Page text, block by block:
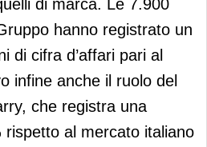
di marca. Le 7.900
hanno registrato un
di cifra d’affari pari al
infine anche il ruolo del
che registra una
al mercato italiano